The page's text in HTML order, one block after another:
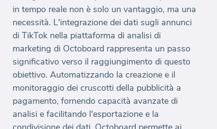
in tempo reale non è solo un vantaggio, ma una
necessità. L'integrazione dei dati sugli annunci
di TikTok nella piattaforma di analisi di
marketing di Octoboard rappresenta un passo
significativo verso il raggiungimento di questo
obiettivo. Automatizzando la creazione e il
monitoraggio dei cruscotti della pubblicità a
pagamento, fornendo capacità avanzate di
analisi e facilitando l'esportazione e la